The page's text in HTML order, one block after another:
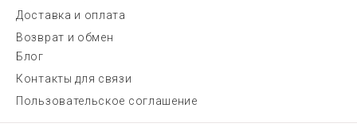
Доставка и оплата
Возврат и обмен
Блог
Контакты для связи
Пользовательское соглашение